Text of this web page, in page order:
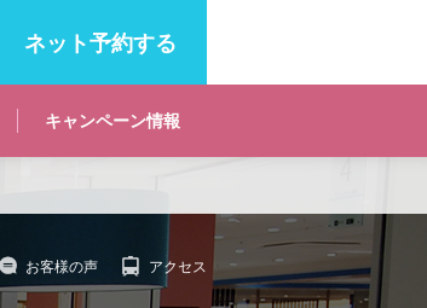
ネット予約する
キャンペーン情報
お客様の声 アクセス